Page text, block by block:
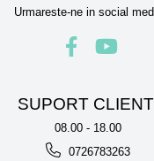
Urmareste-ne in social
SUPORT
08.00 - 18.00
0726783263